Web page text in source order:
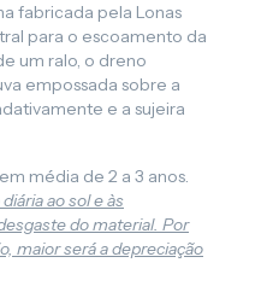
fabricada pela Lonas
para o escoamento da
um ralo, o dreno
empossada sobre a
e a sujeira
média de 2 a 3 anos.
ao sol e às
do material. Por
maior será a depreciação